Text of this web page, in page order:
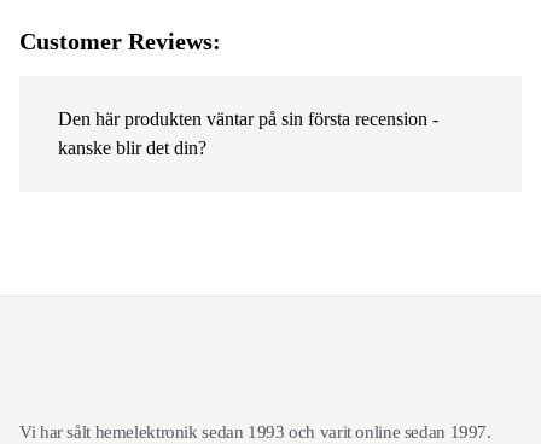
Customer Reviews:
Den här produkten väntar på sin första recension -
kanske blir det din?
Vi har sålt hemelektronik sedan 1993 och varit online sedan 1997.